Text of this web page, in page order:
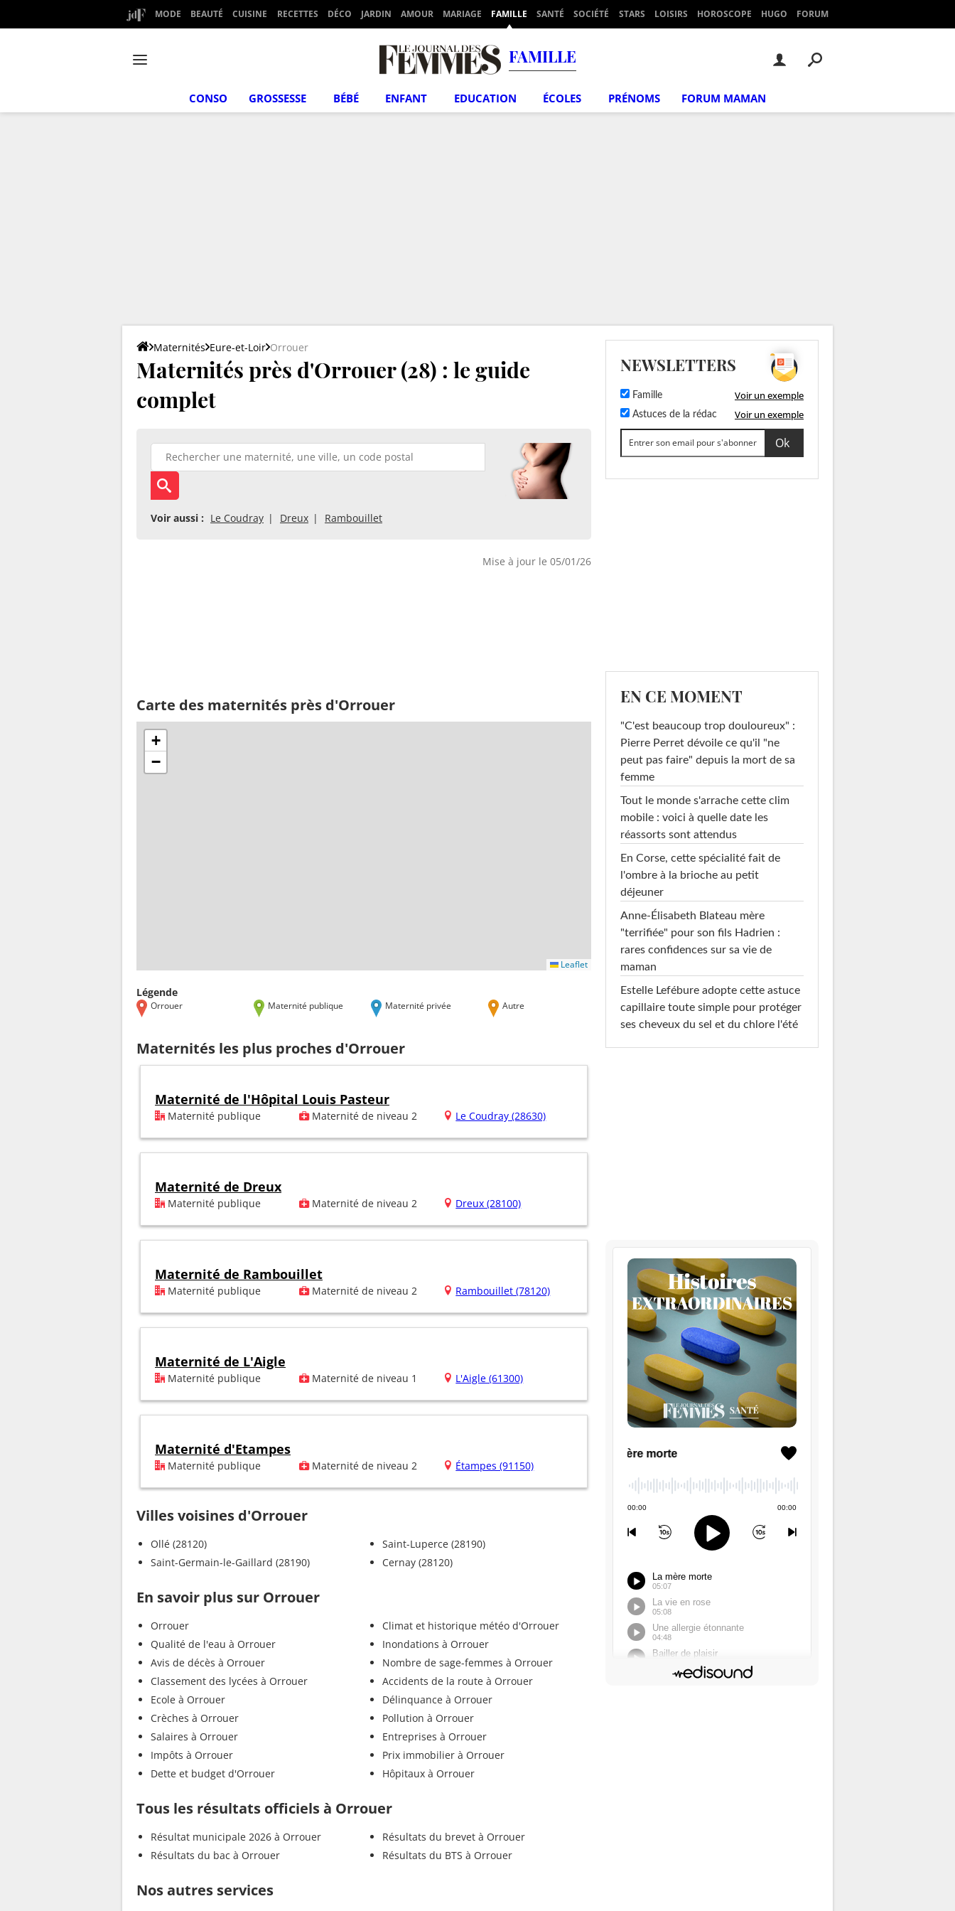
MODE BEAUTÉ CUISINE RECETTES DÉCO JARDIN AMOUR MARIAGE FAMILLE SANTÉ SOCIÉTÉ STARS LOISIRS HOROSCOPE HUGO FORUM
FAMILLE
CONSO GROSSESSE BÉBÉ ENFANT EDUCATION ÉCOLES PRÉNOMS FORUM MAMAN
Maternités Eure-et-Loir Orrouer
Maternités près d'Orrouer (28) : le guide
complet
Voir aussi : Le Coudray Dreux Rambouillet
Mise à jour le 05/01/26
Carte des maternités près d'Orrouer
+
−
Leaflet
Légende
Orrouer Maternité publique Maternité privée Autre
Maternités les plus proches d'Orrouer
Maternité de l'Hôpital Louis Pasteur
Maternité publique Maternité de niveau 2 Le Coudray (28630)
Maternité de Dreux
Maternité publique Maternité de niveau 2 Dreux (28100)
Maternité de Rambouillet
Maternité publique Maternité de niveau 2 Rambouillet (78120)
Maternité de L'Aigle
Maternité publique Maternité de niveau 1 L'Aigle (61300)
Maternité d'Etampes
Maternité publique Maternité de niveau 2 Étampes (91150)
Villes voisines d'Orrouer
Ollé (28120)
Saint-Germain-le-Gaillard (28190)
Saint-Luperce (28190)
Cernay (28120)
En savoir plus sur Orrouer
Orrouer
Qualité de l'eau à Orrouer
Avis de décès à Orrouer
Classement des lycées à Orrouer
Ecole à Orrouer
Crèches à Orrouer
Salaires à Orrouer
Impôts à Orrouer
Dette et budget d'Orrouer
Climat et historique météo d'Orrouer
Inondations à Orrouer
Nombre de sage-femmes à Orrouer
Accidents de la route à Orrouer
Délinquance à Orrouer
Pollution à Orrouer
Entreprises à Orrouer
Prix immobilier à Orrouer
Hôpitaux à Orrouer
Tous les résultats officiels à Orrouer
Résultat municipale 2026 à Orrouer
Résultats du bac à Orrouer
Résultats du brevet à Orrouer
Résultats du BTS à Orrouer
Nos autres services
NEWSLETTERS
Famille Voir un exemple
Astuces de la rédac Voir un exemple
EN CE MOMENT
"C'est beaucoup trop douloureux" :
Pierre Perret dévoile ce qu'il "ne
peut pas faire" depuis la mort de sa
femme
Tout le monde s'arrache cette clim
mobile : voici à quelle date les
réassorts sont attendus
En Corse, cette spécialité fait de
l'ombre à la brioche au petit
déjeuner
Anne-Élisabeth Blateau mère
"terrifiée" pour son fils Hadrien :
rares confidences sur sa vie de
maman
Estelle Lefébure adopte cette astuce
capillaire toute simple pour protéger
ses cheveux du sel et du chlore l'été